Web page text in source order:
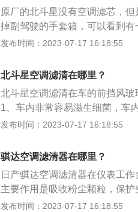
过敏反应而影响行车安全。
原厂的北斗星没有空调滤芯，
掉副驾驶的手套箱，可以看到
掉，拿下黑盒子，空调滤芯就
粒物，包括灰尘，花粉等隔离
生过敏反应。3、汽车使用的空
含有活性炭，有活性炭的空调
周期一般是每行驶1万公里更换
发布时间：2023-07-17 16:18:55
北斗星空调滤清在哪里？
北斗星空调滤清在车的前挡风
1、车内非常容易滋生细菌，车
保养的时候，可以查看一下空
滤芯的时候，一定不要用水，一
发布时间：2023-07-17 16:18:55
骐达空调滤清器在哪里？
日产骐达空调滤清器在仪表工
主要作用是吸收粉尘颗粒，保
理空调滤芯用压缩空气吹去浮
发布时间：2023-07-17 16:18:55